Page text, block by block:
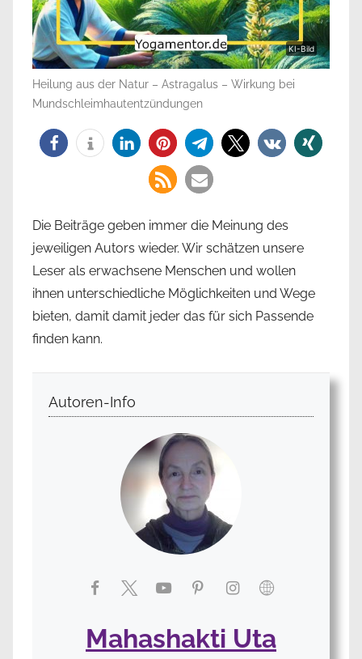
Heilung aus der Natur – Astragalus – Wirkung bei
Mundschleimhautentzündungen
Die Beiträge geben immer die Meinung des
jeweiligen Autors wieder. Wir schätzen unsere
Leser als erwachsene Menschen und wollen
ihnen unterschiedliche Möglichkeiten und Wege
bieten, damit damit jeder das für sich Passende
finden kann.
Autoren-Info
Mahashakti Uta
KI-Bild